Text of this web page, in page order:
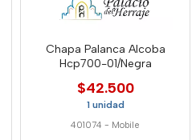
Chapa Palanca Alcoba
Hcp700-01/Negra
$42.500
1 unidad
401074 - Mobile